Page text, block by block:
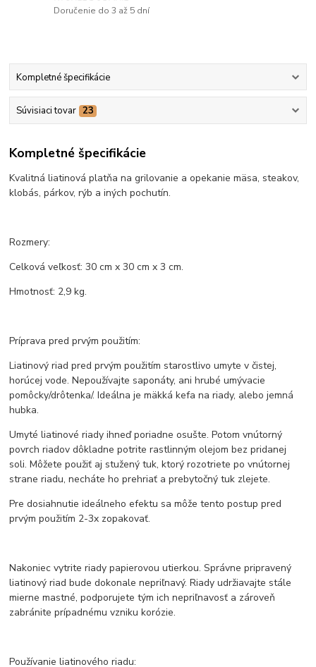
Doručenie do 3 až 5 dní
Kompletné špecifikácie
Súvisiaci tovar 23
Kompletné špecifikácie
Kvalitná liatinová platňa na grilovanie a opekanie mäsa, steakov,
klobás, párkov, rýb a iných pochutín.
Rozmery:
Celková veľkosť: 30 cm x 30 cm x 3 cm.
Hmotnosť: 2,9 kg.
Príprava pred prvým použitím:
Liatinový riad pred prvým použitím starostlivo umyte v čistej,
horúcej vode. Nepoužívajte saponáty, ani hrubé umývacie
pomôcky/drôtenka/. Ideálna je mäkká kefa na riady, alebo jemná
hubka.
Umyté liatinové riady ihneď poriadne osušte. Potom vnútorný
povrch riadov dôkladne potrite rastlinným olejom bez pridanej
soli. Môžete použiť aj stužený tuk, ktorý rozotriete po vnútornej
strane riadu, necháte ho prehriať a prebytočný tuk zlejete.
Pre dosiahnutie ideálneho efektu sa môže tento postup pred
prvým použitím 2-3x zopakovať.
Nakoniec vytrite riady papierovou utierkou. Správne pripravený
liatinový riad bude dokonale nepriľnavý. Riady udržiavajte stále
mierne mastné, podporujete tým ich nepriľnavosť a zároveň
zabránite prípadnému vzniku korózie.
Používanie liatinového riadu: